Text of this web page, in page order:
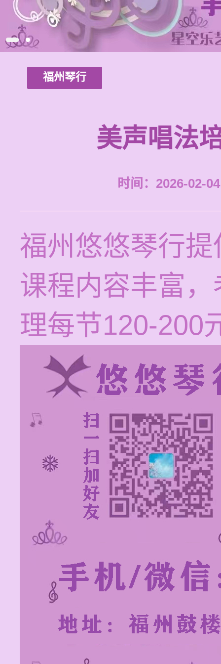
福州琴行
美声唱法
时间：2026-02-
福州悠悠琴行
课程内容丰富
理每节120-200